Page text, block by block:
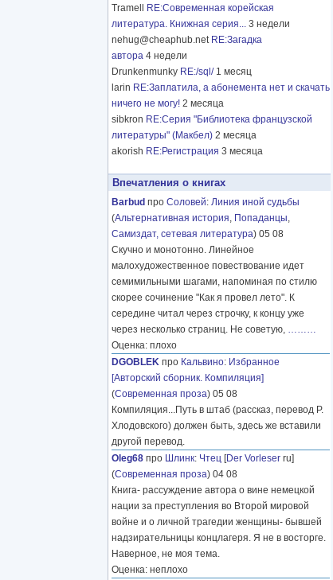
Tramell
RE:Современная корейская
литература. Книжная серия... 3 недели
nehug@cheaphub.net RE:Загадка
автора 4 недели
Drunkenmunky RE:/sql/ 1 месяц
larin RE:Заплатила, а абонемента нет и скачать
ничего не могу! 2 месяца
sibkron RE:Серия "Библиотека французской
литературы" (Макбел) 2 месяца
akorish RE:Регистрация 3 месяца
Впечатления о книгах
Barbud про Соловей: Линия иной судьбы
(Альтернативная история, Попаданцы,
Самиздат, сетевая литература) 05 08
Скучно и монотонно. Линейное
малохудожественное повествование идет
семимильными шагами, напоминая по стилю
скорее сочинение "Как я провел лето". К
середине читал через строчку, к концу уже
через несколько страниц. Не советую, ………
Оценка: плохо
DGOBLEK про Кальвино: Избранное
[Авторский сборник. Компиляция]
(Современная проза) 05 08
Компиляция...Путь в штаб (рассказ, перевод Р.
Хлодовского) должен быть, здесь же вставили
другой перевод.
Oleg68 про Шлинк: Чтец [Der Vorleser ru]
(Современная проза) 04 08
Книга- рассуждение автора о вине немецкой
нации за преступления во Второй мировой
войне и о личной трагедии женщины- бывшей
надзирательницы концлагеря. Я не в восторге.
Наверное, не моя тема.
Оценка: неплохо